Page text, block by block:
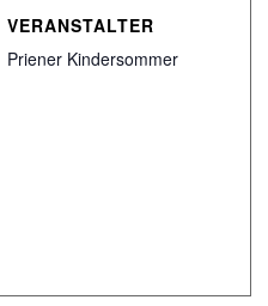
VERANSTALTER
Priener Kindersommer